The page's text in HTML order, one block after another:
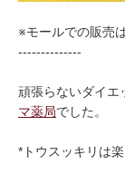
※モールでの販売
--------------
頑張らないダイエ
マ薬局でした。
*トウスッキリは